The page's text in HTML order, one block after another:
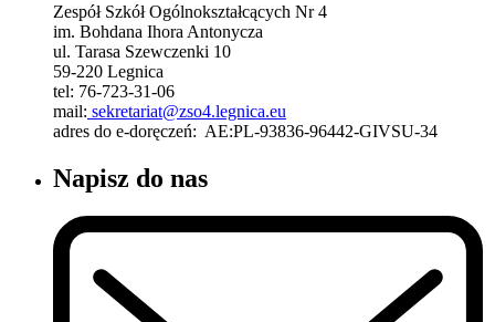
Zespół Szkół Ogólnokształcących Nr 4
im. Bohdana Ihora Antonycza
ul. Tarasa Szewczenki 10
59-220 Legnica
tel: 76-723-31-06
mail: sekretariat@zso4.legnica.eu
adres do e-doręczeń: AE:PL-93836-96442-GIVSU-34
Napisz do nas